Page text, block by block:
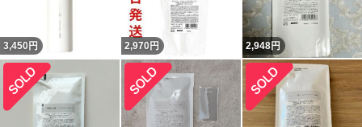
3,450 円 2,970 円 2,948円